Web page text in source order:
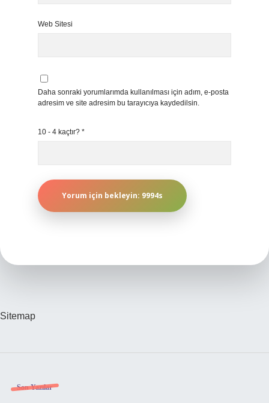
Web Sitesi
Daha sonraki yorumlarımda kullanılması için adım, e-posta
adresim ve site adresim bu tarayıcıya kaydedilsin.
10 - 4 kaçtır? *
Sitemap
Sidebar
Son Yazılar